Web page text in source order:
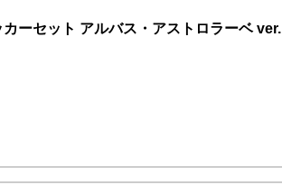
ーセット アルバス・アストロラーベ ver.